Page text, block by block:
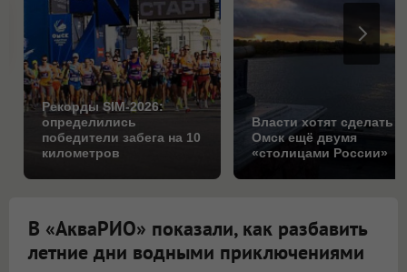
Рекорды SIM-2026:
определились
победители забега на 10
километров
Власти хотят сделать
Омск ещё двумя
«столицами России»
В «АкваРИО» показали, как разбавить
летние дни водными приключениями